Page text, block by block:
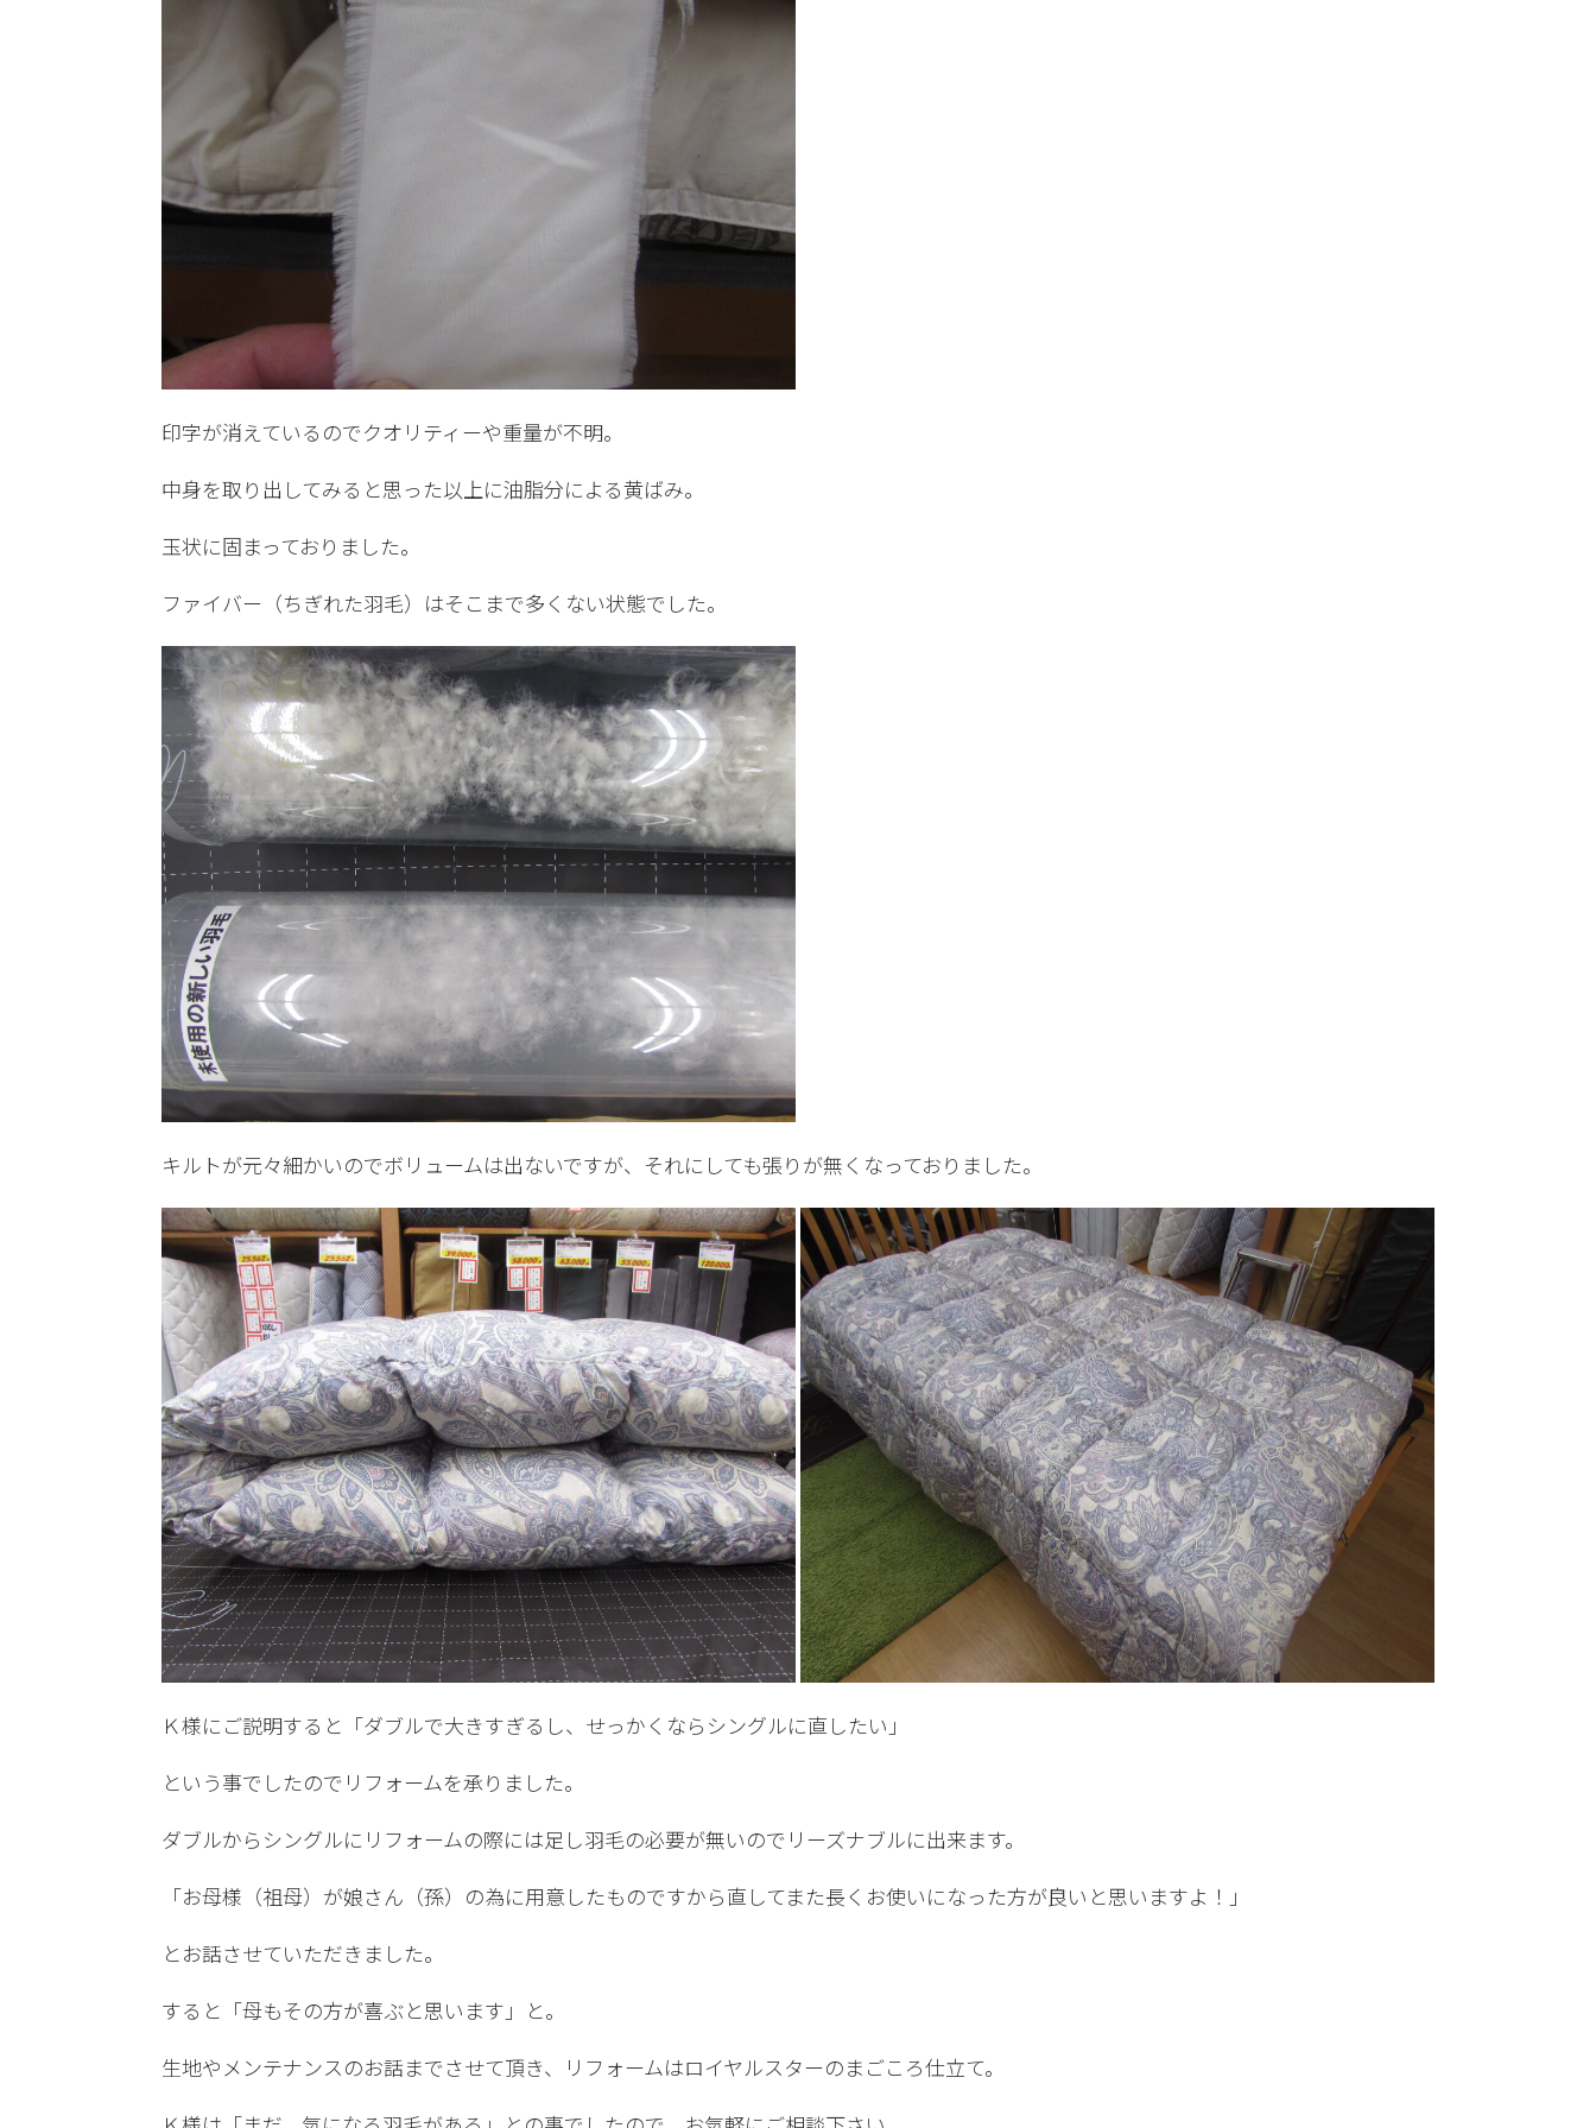
印字が消えているのでクオリティーや重量が不明。
中身を取り出してみると思った以上に油脂分による黄ばみ。
玉状に固まっておりました。
ファイバー（ちぎれた羽毛）はそこまで多くない状態でした。
キルトが元々細かいのでボリュームは出ないですが、それにしても張りが無くなっておりました。
Ｋ様にご説明すると「ダブルで大きすぎるし、せっかくならシングルに直したい」
という事でしたのでリフォームを承りました。
ダブルからシングルにリフォームの際には足し羽毛の必要が無いのでリーズナブルに出来ます。
「お母様（祖母）が娘さん（孫）の為に用意したものですから直してまた長くお使いになった方が良いと思いますよ！」
とお話させていただきました。
すると「母もその方が喜ぶと思います」と。
生地やメンテナンスのお話までさせて頂き、リフォームはロイヤルスターのまごころ仕立て。